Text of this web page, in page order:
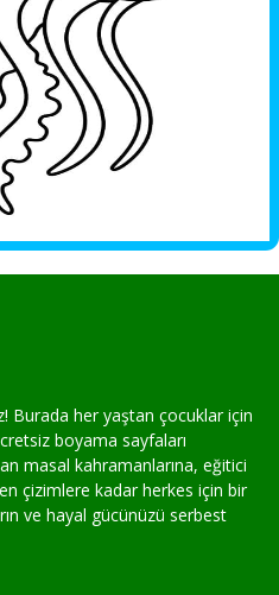
Burada her yaştan çocuklar için
boyama sayfaları
masal kahramanlarına, eğitici
çizimlere kadar herkes için bir
ve hayal gücünüzü serbest